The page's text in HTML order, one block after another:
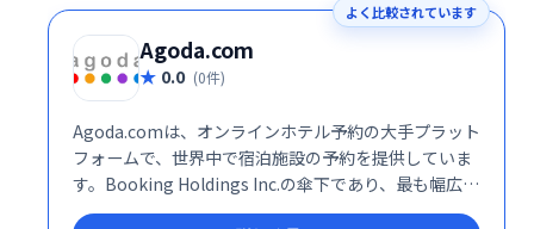
よく比較されています
Agoda.com
0.0 (0件)
Agoda.comは、オンラインホテル予約の大手プラット
フォームで、世界中で宿泊施設の予約を提供していま
す。Booking Holdings Inc.の傘下であり、最も幅広い
オンラインホテル在庫を誇ります。